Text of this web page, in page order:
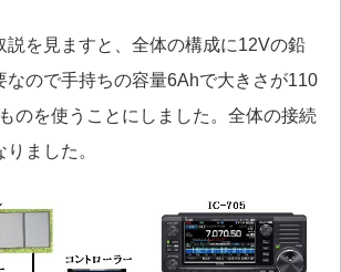
説を見ますと、全体の構成に12Vの鉛
なので手持ちの容量6Ahで大きさが110
のを使うことにしました。全体の接続
ました。